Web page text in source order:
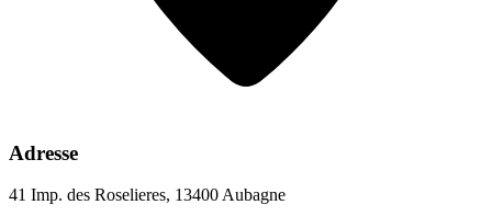
Adresse
41 Imp. des Roselieres, 13400 Aubagne